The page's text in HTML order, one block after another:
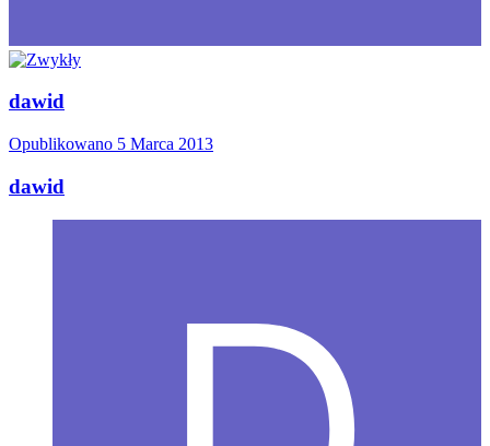
dawid
Opublikowano 5 Marca 2013
dawid